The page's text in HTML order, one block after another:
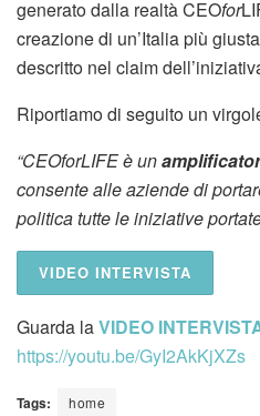
generato dalla realtà CEOfor
creazione di un’Italia più
descritto nel claim
Riportiamo di seguito un
“CEOforLIFE è un
consente alle aziende di
politica tutte le iniziative
VIDEO INTERVISTA
Guarda laVIDEO
https://youtu.be/GyI2AkKjXZs
Tags: home